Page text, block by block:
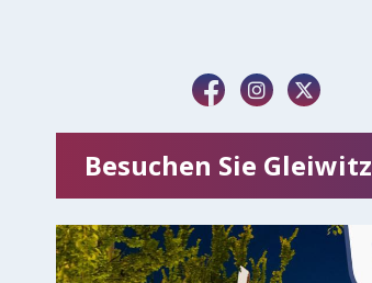
Besuchen Sie Gleiwitz